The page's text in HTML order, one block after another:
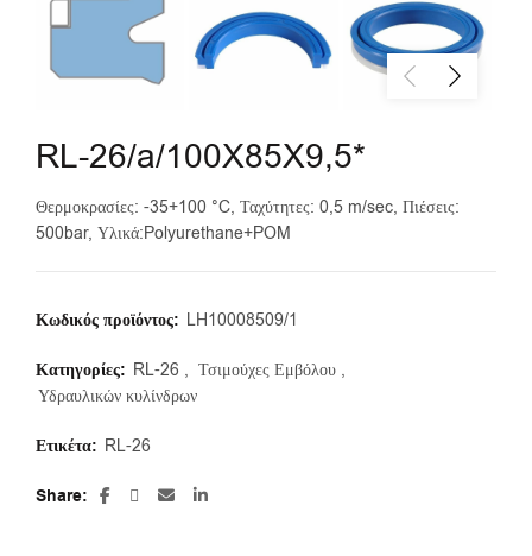
RL-26/a/100X85X9,5*
Θερμοκρασίες: -35+100 °C, Ταχύτητες: 0,5 m/sec, Πιέσεις:
500bar, Υλικά:Polyurethane+POM
Κωδικός προϊόντος: LH10008509/1
Κατηγορίες: RL-26 , Τσιμούχες Εμβόλου ,
Υδραυλικών κυλίνδρων
Ετικέτα: RL-26
Share